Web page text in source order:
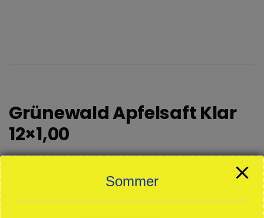
Grünewald Apfelsaft Klar
12×1,00
zzgl. Pfand 3,30 € /Preis pro Liter: 1,78 €
Sommer